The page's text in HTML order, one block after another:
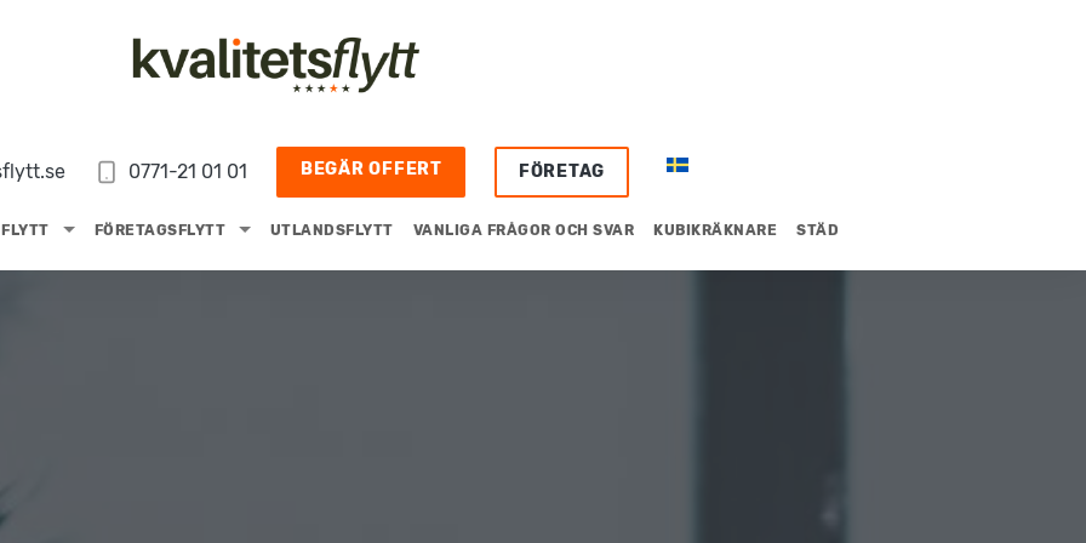
0771-21 01 01 BEGÄR OFFERT FÖRETAG
FLYTT FÖRETAGSFLYTT UTLANDSFLYTT VANLIGA FRÅGOR OCH SVAR KUBIKRÄKNARE STÄD